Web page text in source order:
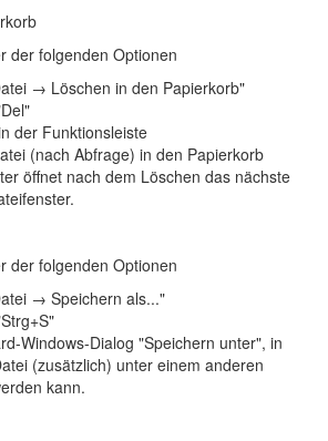
der folgenden Optionen
→ Löschen in den Papierkorb"
der Funktionsleiste
(nach Abfrage) in den Papierkorb
öffnet nach dem Löschen das nächste
der folgenden Optionen
→ Speichern als..."
Windows-Dialog "Speichern unter", in
(zusätzlich) unter einem anderen
kann.